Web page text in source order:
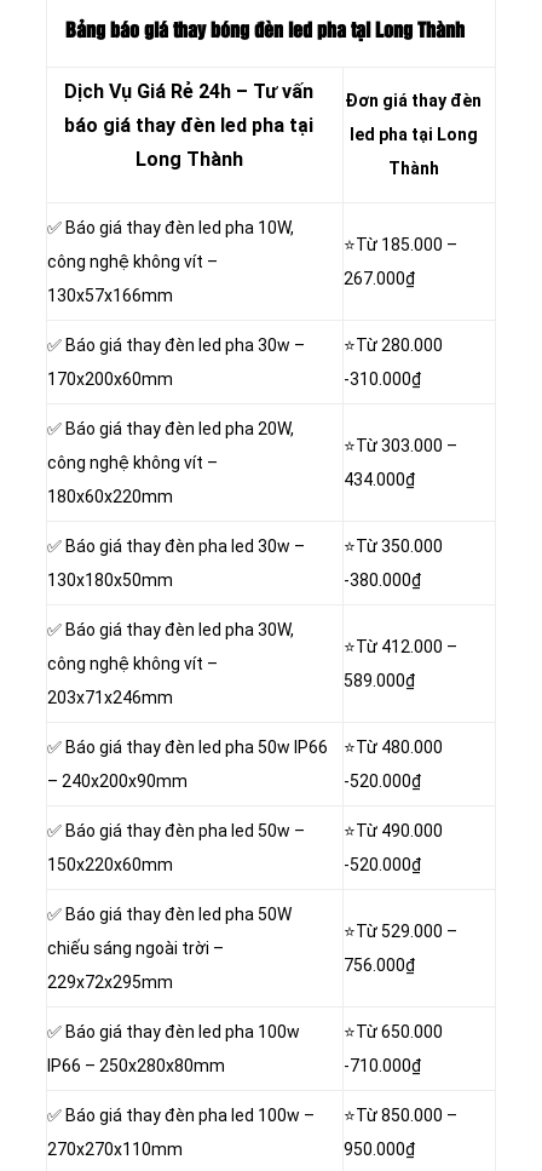
Bảng báo giá thay bóng đèn led pha tại Long Thành
Dịch Vụ Giá Rẻ 24h – Tư vấn
báo giá thay đèn led pha tại
Long Thành
Đơn giá thay đèn
led pha tại Long
Thành
✅ Báo giá thay đèn led pha 10W,
công nghệ không vít –
130x57x166mm
⭐Từ 185.000 –
267.000₫
✅ Báo giá thay đèn led pha 30w –
170x200x60mm
⭐Từ 280.000
-310.000₫
✅ Báo giá thay đèn led pha 20W,
công nghệ không vít –
180x60x220mm
⭐Từ 303.000 –
434.000₫
✅ Báo giá thay đèn pha led 30w –
130x180x50mm
⭐Từ 350.000
-380.000₫
✅ Báo giá thay đèn led pha 30W,
công nghệ không vít –
203x71x246mm
⭐Từ 412.000 –
589.000₫
✅ Báo giá thay đèn led pha 50w IP66
– 240x200x90mm
⭐Từ 480.000
-520.000₫
✅ Báo giá thay đèn pha led 50w –
150x220x60mm
⭐Từ 490.000
-520.000₫
✅ Báo giá thay đèn led pha 50W
chiếu sáng ngoài trời –
229x72x295mm
⭐Từ 529.000 –
756.000₫
✅ Báo giá thay đèn led pha 100w
IP66 – 250x280x80mm
⭐Từ 650.000
-710.000₫
✅ Báo giá thay đèn pha led 100w –
270x270x110mm
⭐Từ 850.000 –
950.000₫